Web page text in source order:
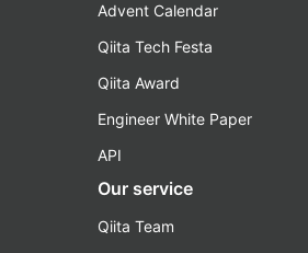
Advent Calendar
Qiita Tech Festa
Qiita Award
Engineer White Paper
API
Our service
Qiita Team